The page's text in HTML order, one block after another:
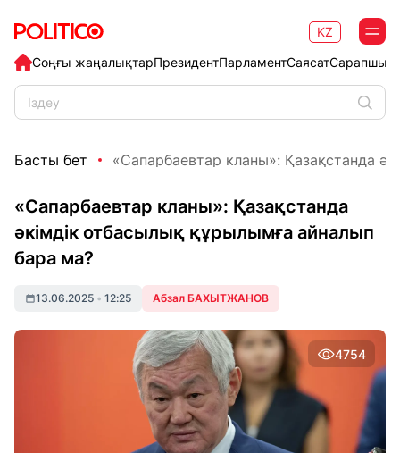
Соңғы жаңалықтарПрезидентПарламентСаясат
KZ
Басты бет «Сапарбаевтар кланы»: Қазақстанда
«Сапарбаевтар кланы»: Қазақстанда
әкімдік отбасылық құрылымға айналып
бара ма?
13.06.2025 • 12:25 Абзал БАХЫТЖАНОВ
4754